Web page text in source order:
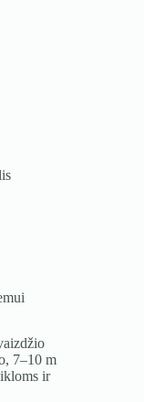
7–10 m
ir